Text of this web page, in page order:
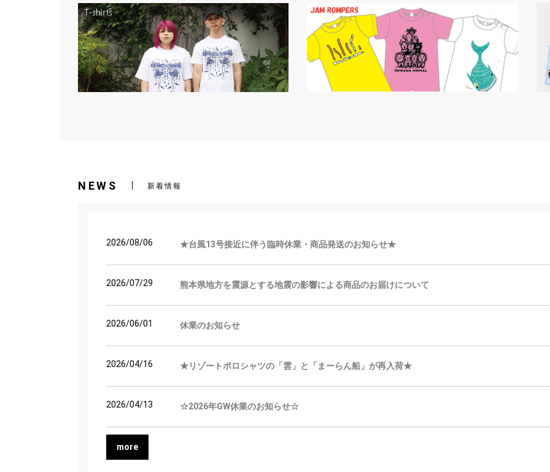
NEWS 新着情報
2026/08/06 ★台風13号接近に伴う臨時休業・商品発送のお知らせ★
2026/07/29 熊本県地方を震源とする地震の影響による商品のお届けについて
2026/06/01 休業のお知らせ
2026/04/16 ★リゾートポロシャツの「雲」と「まーらん船」が再入荷★
2026/04/13 ☆2026年GW休業のお知らせ☆
more